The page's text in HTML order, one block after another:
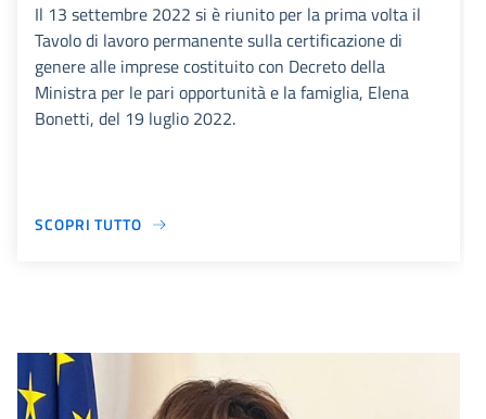
Il 13 settembre 2022 si è riunito per la prima volta il
Tavolo di lavoro permanente sulla certificazione di
genere alle imprese costituito con Decreto della
Ministra per le pari opportunità e la famiglia, Elena
Bonetti, del 19 luglio 2022.
SCOPRI TUTTO